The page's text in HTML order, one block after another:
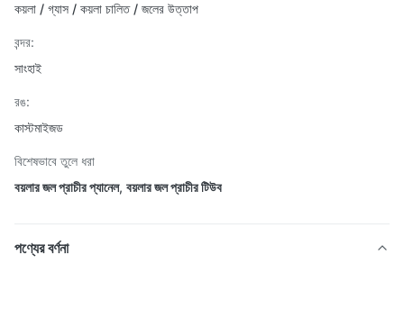
কয়লা / গ্যাস / কয়লা চালিত / জলের উত্তাপ
বন্দর:
সাংহাই
রঙ:
কাস্টমাইজড
বিশেষভাবে তুলে ধরা
বয়লার জল প্রাচীর প্যানেল, বয়লার জল প্রাচীর টিউব
পণ্যের বর্ণনা